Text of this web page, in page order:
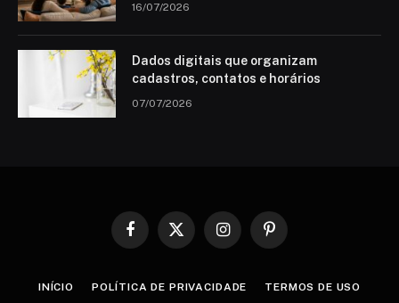
16/07/2026
Dados digitais que organizam
cadastros, contatos e horários
07/07/2026
Facebook
X
InstagramPinterest
INÍCIO POLÍTICA DE PRIVACIDADE TERMOS DE USO